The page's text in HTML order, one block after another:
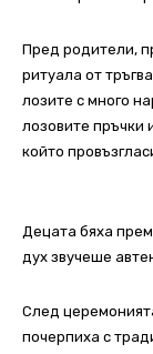
Пред родители,
ритуала от
лозите с много
лозовите пръчки
който
Децата бяха
дух звучеше
След
почерпиха с